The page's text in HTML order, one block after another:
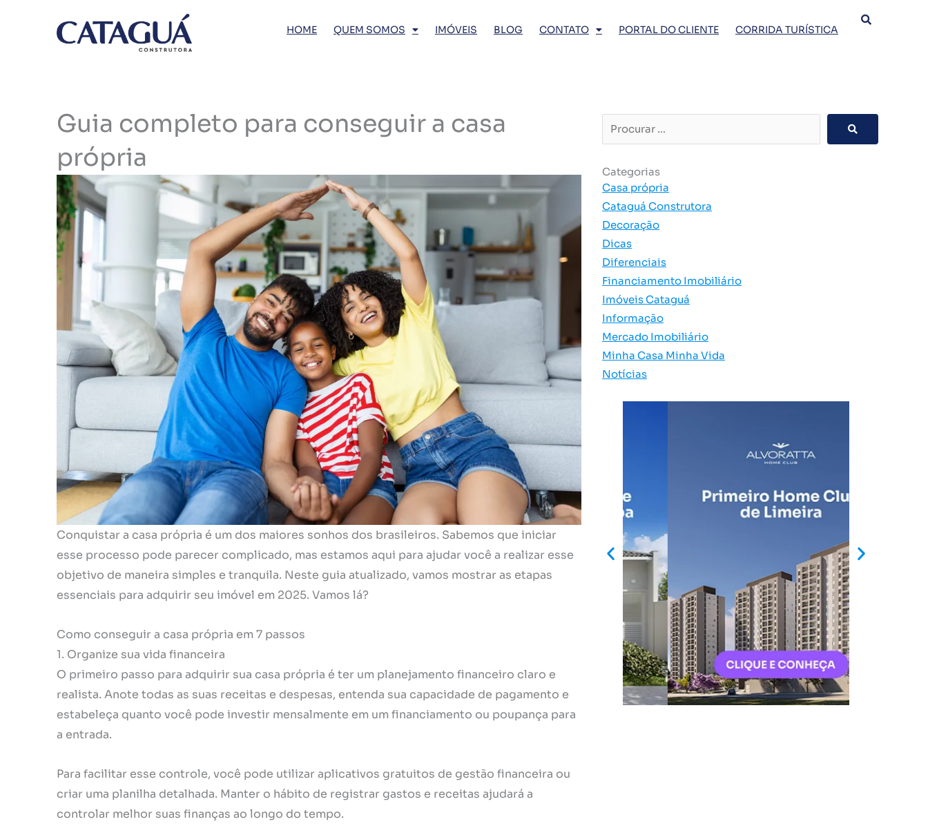
HOME QUEM SOMOS IMÓVEIS BLOG CONTATO PORTAL DO CLIENTE CORRIDA TURÍSTICA
Guia completo para conseguir a casa
própria
Conquistar a casa própria é um dos maiores sonhos dos brasileiros. Sabemos que iniciar
esse processo pode parecer complicado, mas estamos aqui para ajudar você a realizar esse
objetivo de maneira simples e tranquila. Neste guia atualizado, vamos mostrar as etapas
essenciais para adquirir seu imóvel em 2025. Vamos lá?
Como conseguir a casa própria em 7 passos
1. Organize sua vida financeira
O primeiro passo para adquirir sua casa própria é ter um planejamento financeiro claro e
realista. Anote todas as suas receitas e despesas, entenda sua capacidade de pagamento e
estabeleça quanto você pode investir mensalmente em um financiamento ou poupança para
a entrada.
Para facilitar esse controle, você pode utilizar aplicativos gratuitos de gestão financeira ou
criar uma planilha detalhada. Manter o hábito de registrar gastos e receitas ajudará a
controlar melhor suas finanças ao longo do tempo.
Procurar
…
Categorias
Casa própria
Cataguá Construtora
Decoração
Dicas
Diferenciais
Financiamento Imobiliário
Imóveis Cataguá
Informação
Mercado Imobiliário
Minha Casa Minha Vida
Notícias